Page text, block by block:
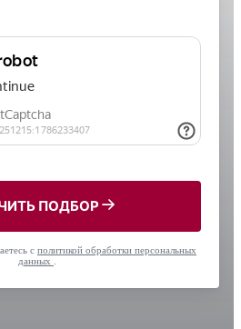
ПОДБОР
с политикой обработки персональных
данных